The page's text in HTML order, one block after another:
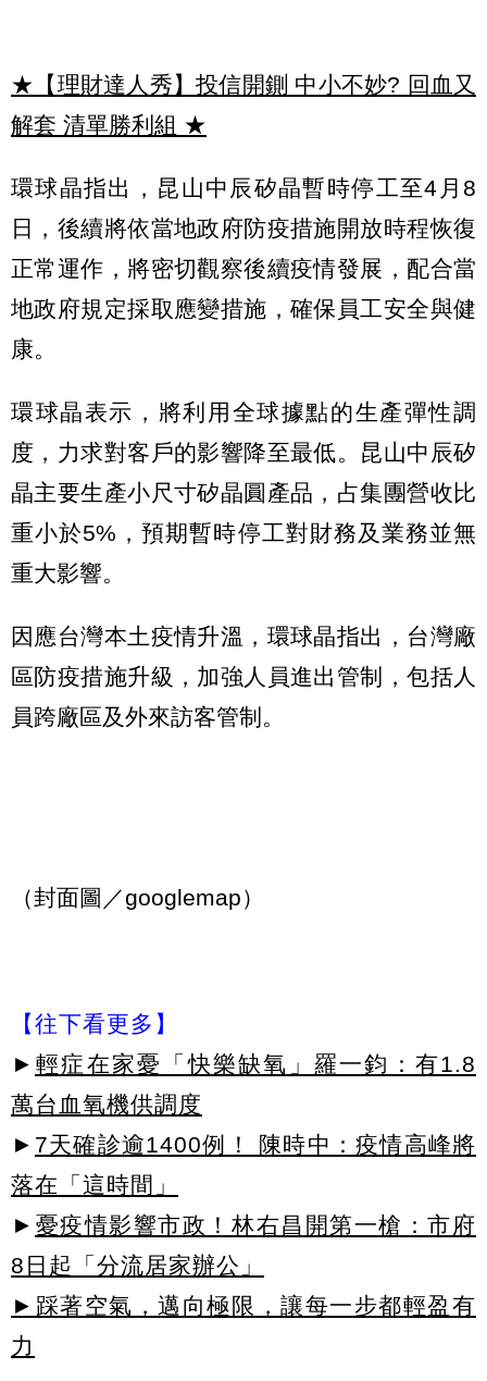
★【理財達人秀】投信開鍘 中小不妙? 回血又
解套 清單勝利組 ★
環球晶指出，昆山中辰矽晶暫時停工至4月8
日，後續將依當地政府防疫措施開放時程恢復
正常運作，將密切觀察後續疫情發展，配合當
地政府規定採取應變措施，確保員工安全與健
康。
環球晶表示，將利用全球據點的生產彈性調
度，力求對客戶的影響降至最低。昆山中辰矽
晶主要生產小尺寸矽晶圓產品，占集團營收比
重小於5%，預期暫時停工對財務及業務並無
重大影響。
因應台灣本土疫情升溫，環球晶指出，台灣廠
區防疫措施升級，加強人員進出管制，包括人
員跨廠區及外來訪客管制。
（封面圖／googlemap）
【往下看更多】
► 輕症在家憂「快樂缺氧」羅一鈞：有1.8
萬台血氧機供調度
► 7天確診逾1400例！ 陳時中：疫情高峰將
落在「這時間」
► 憂疫情影響市政！林右昌開第一槍：市府
8日起「分流居家辦公」
►踩著空氣，邁向極限，讓每一步都輕盈有
力